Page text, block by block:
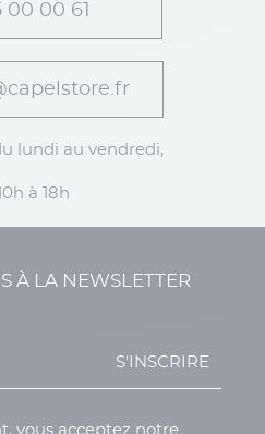
00 00 61
lundi au vendredi,
à 18h
À LA NEWSLETTER
S'INSCRIRE
vous acceptez notre